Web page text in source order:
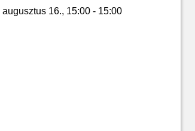
augusztus 16., 15:00 - 15:00